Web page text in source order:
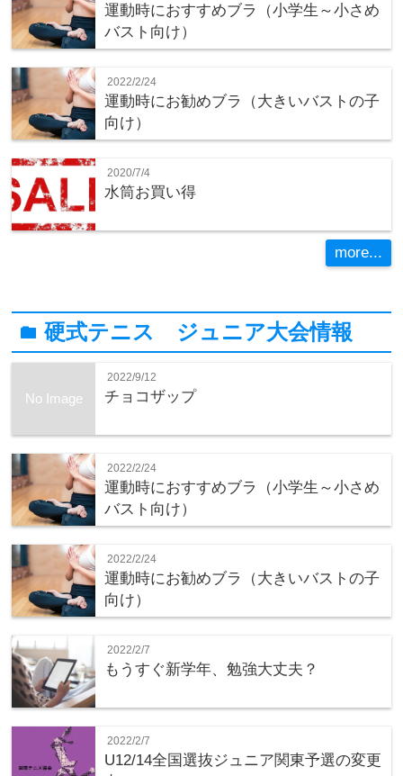
運動時におすすめブラ（小学生～小さめ
バスト向け）
2022/2/24
運動時にお勧めブラ（大きいバストの子
向け）
2020/7/4
水筒お買い得
more...
folder硬式テニス ジュニア大会情報
No Image
2022/9/12
チョコザップ
2022/2/24
運動時におすすめブラ（小学生～小さめ
バスト向け）
2022/2/24
運動時にお勧めブラ（大きいバストの子
向け）
2022/2/7
もうすぐ新学年、勉強大丈夫？
2022/2/7
U12/14全国選抜ジュニア関東予選の変更